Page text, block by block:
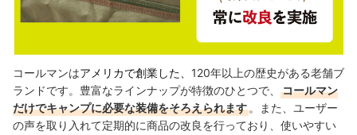
コールマンはアメリカで創業した、 120年以上の歴史がある老舗ブ
ランドです。豊富なラインナップが特徴のひとつで、
コールマン
だけでキャンプに必要な装備をそろえられます 。また、ユーザー
の声を取り入れて定期的に商品の改良を行っており、使いやすい